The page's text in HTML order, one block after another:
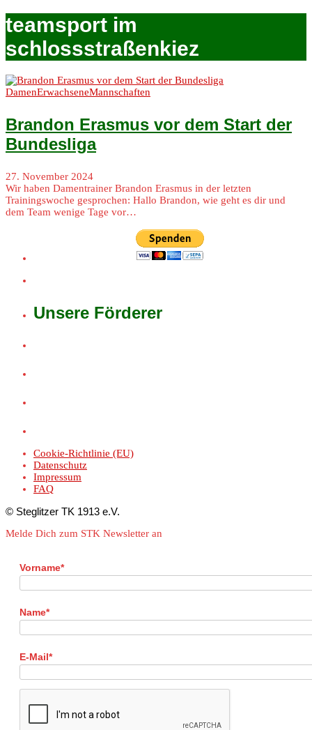
teamsport im
schlossstraßenkiez
DamenErwachseneMannschaften
Brandon Erasmus vor dem Start der
Bundesliga
27. November 2024
Wir haben Damentrainer Brandon Erasmus in der letzten
Trainingswoche gesprochen: Hallo Brandon, wie geht es dir und
dem Team wenige Tage vor…
Unsere Förderer
Cookie-Richtlinie (EU)
Datenschutz
Impressum
FAQ
© Steglitzer TK 1913 e.V.
Melde Dich zum STK Newsletter an
Vorname*
Name*
E-Mail*